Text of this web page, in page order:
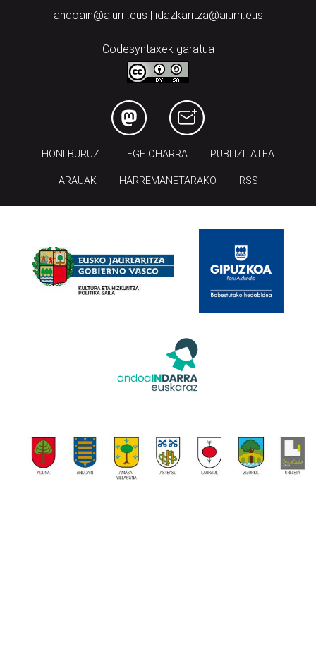
andoain@aiurri.eus | idazkaritza@aiurri.eus
Codesyntaxek garatua
HONI BURUZ LEGE OHARRA PUBLIZITATEA
ARAUAK HARREMANETARAKO RSS